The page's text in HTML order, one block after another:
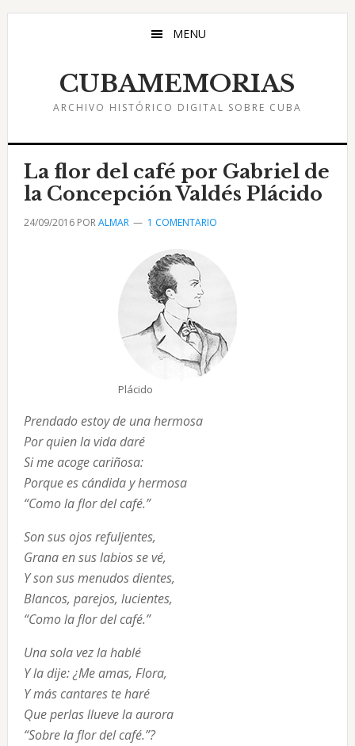
Saltar
Saltar
Saltar
MENU
CUBAMEMORIAS
ARCHIVO HISTÓRICO DIGITAL SOBRE CUBA
La flor del café por Gabriel de
la Concepción Valdés Plácido
24/09/2016PORALMAR 1 COMENTARIO
Plácido
Prendado estoy de una hermosa
Por quien la vida daré
Si me acoge cariñosa:
Porque es cándida y hermosa
“Como la flor del café.”
Son sus ojos refuljentes,
Grana en sus labios se vé,
Y son sus menudos dientes,
Blancos, parejos, lucientes,
“Como la flor del café.”
Una sola vez la hablé
Y la dije: ¿Me amas, Flora,
Y más cantares te haré
Que perlas llueve la aurora
“Sobre la flor del café.”?